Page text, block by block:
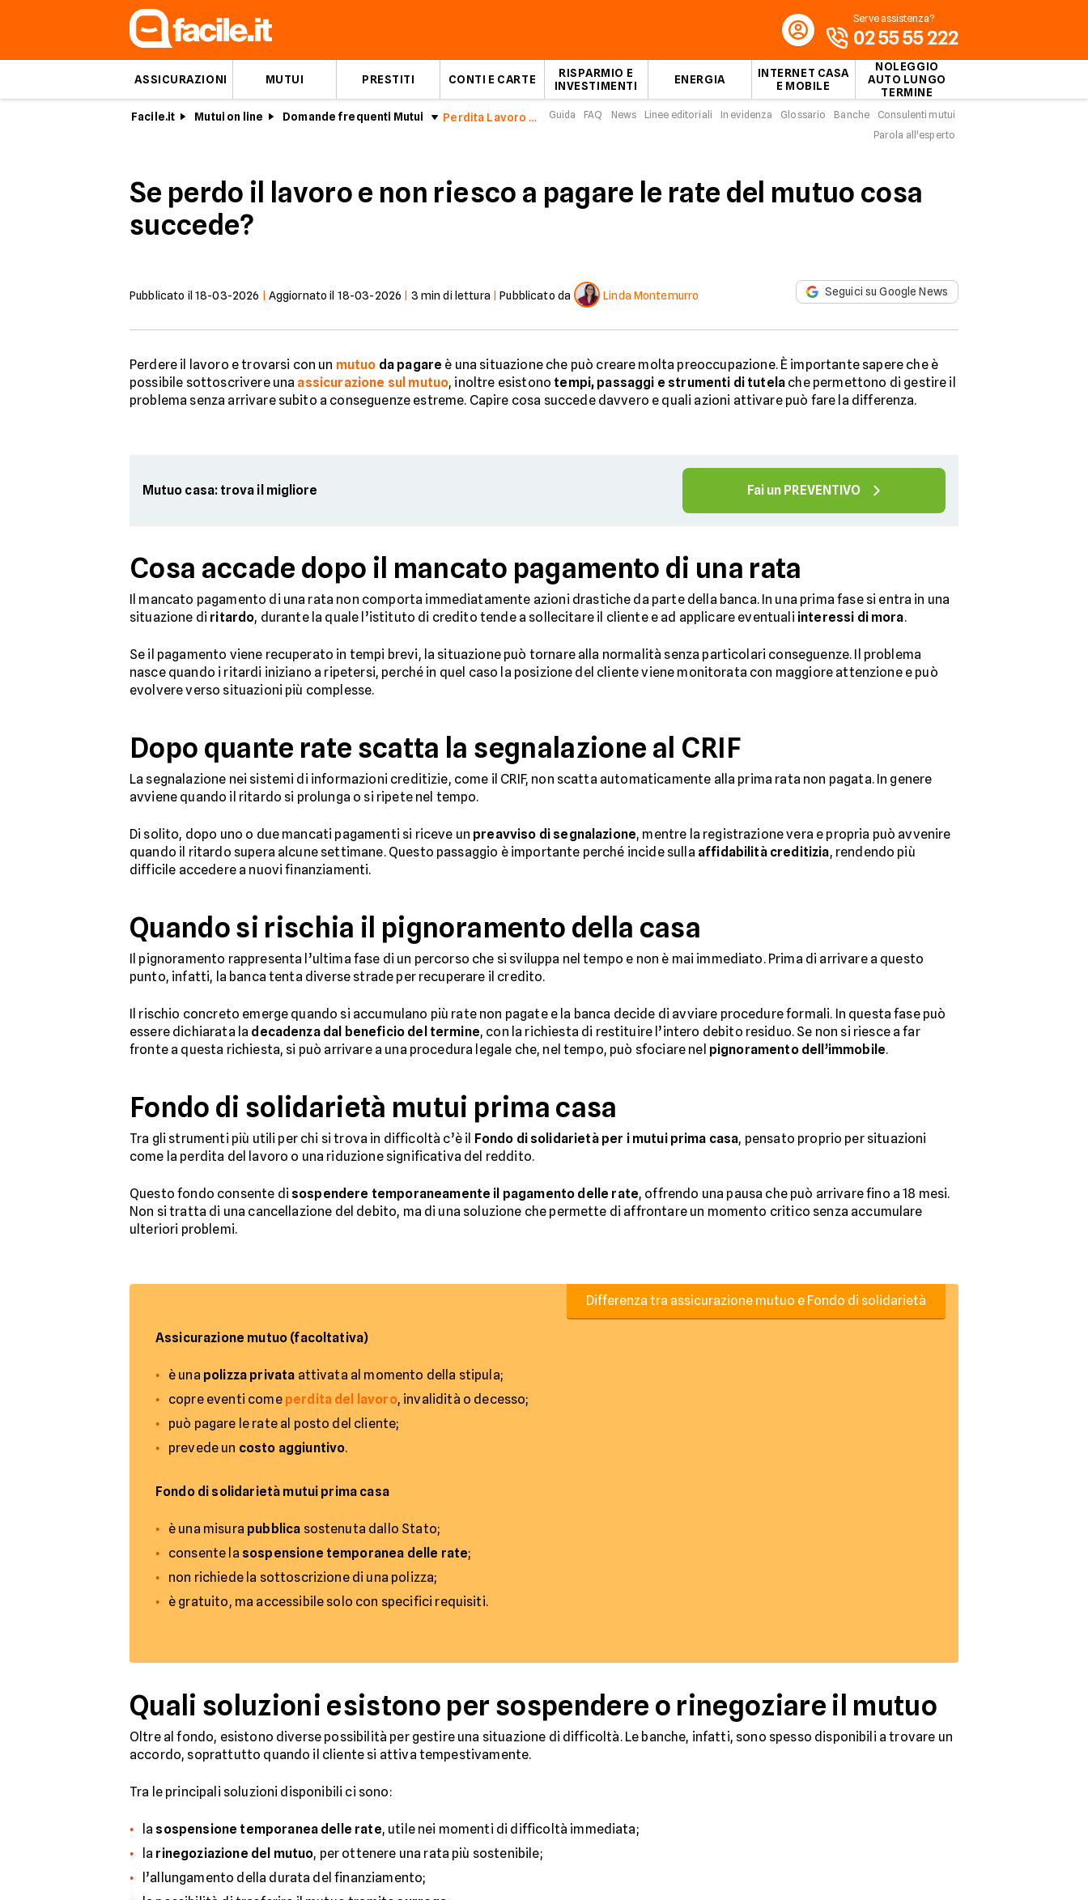
ASSICURAZIONI MUTUI PRESTITI CONTI E CARTE
RISPARMIO E
INVESTIMENTI
ENERGIA
INTERNET CASA
E MOBILE
NOLEGGIO
AUTO LUNGO
TERMINE
Serve assistenza?
02 55 55 222
Facile.it Mutui on line Domande frequenti Mutui Perdita Lavoro e Mutuo: cosa succede? Guida FAQ News Linee editoriali In evidenza Glossario Banche
Consulenti mutui
Parola all'esperto
Se perdo il lavoro e non riesco a pagare le rate del mutuo cosa
succede?
Pubblicato il 18-03-2026 Aggiornato il 18-03-2026 3 min di lettura |Pubblicato da Linda Montemurro Seguici su Google News
Perdere il lavoro e trovarsi con un mutuo da pagare è una situazione che può creare molta preoccupazione. È importante sapere che è
possibile sottoscrivere una assicurazione sul mutuo, inoltre esistono tempi, passaggi e strumenti di tutela che permettono di gestire il
problema senza arrivare subito a conseguenze estreme. Capire cosa succede davvero e quali azioni attivare può fare la differenza.
Mutuo casa: trova il migliore Fai un PREVENTIVO
Cosa accade dopo il mancato pagamento di una rata
Il mancato pagamento di una rata non comporta immediatamente azioni drastiche da parte della banca. In una prima fase si entra in una
situazione di ritardo, durante la quale l’istituto di credito tende a sollecitare il cliente e ad applicare eventuali interessi di mora.
Se il pagamento viene recuperato in tempi brevi, la situazione può tornare alla normalità senza particolari conseguenze. Il problema
nasce quando i ritardi iniziano a ripetersi, perché in quel caso la posizione del cliente viene monitorata con maggiore attenzione e può
evolvere verso situazioni più complesse.
Dopo quante rate scatta la segnalazione al CRIF
La segnalazione nei sistemi di informazioni creditizie, come il CRIF, non scatta automaticamente alla prima rata non pagata. In genere
avviene quando il ritardo si prolunga o si ripete nel tempo.
Di solito, dopo uno o due mancati pagamenti si riceve un preavviso di segnalazione, mentre la registrazione vera e propria può avvenire
quando il ritardo supera alcune settimane. Questo passaggio è importante perché incide sulla affidabilità creditizia, rendendo più
difficile accedere a nuovi finanziamenti.
Quando si rischia il pignoramento della casa
Il pignoramento rappresenta l’ultima fase di un percorso che si sviluppa nel tempo e non è mai immediato. Prima di arrivare a questo
punto, infatti, la banca tenta diverse strade per recuperare il credito.
Il rischio concreto emerge quando si accumulano più rate non pagate e la banca decide di avviare procedure formali. In questa fase può
essere dichiarata la decadenza dal beneficio del termine, con la richiesta di restituire l’intero debito residuo. Se non si riesce a far
fronte a questa richiesta, si può arrivare a una procedura legale che, nel tempo, può sfociare nel pignoramento dell’immobile.
Fondo di solidarietà mutui prima casa
Tra gli strumenti più utili per chi si trova in difficoltà c’è il Fondo di solidarietà per i mutui prima casa, pensato proprio per situazioni
come la perdita del lavoro o una riduzione significativa del reddito.
Questo fondo consente di sospendere temporaneamente il pagamento delle rate, offrendo una pausa che può arrivare fino a 18 mesi.
Non si tratta di una cancellazione del debito, ma di una soluzione che permette di affrontare un momento critico senza accumulare
ulteriori problemi.
Assicurazione mutuo (facoltativa)
è una polizza privata attivata al momento della stipula;
copre eventi come perdita del lavoro, invalidità o decesso;
può pagare le rate al posto del cliente;
prevede un costo aggiuntivo.
Fondo di solidarietà mutui prima casa
è una misura pubblica sostenuta dallo Stato;
consente la sospensione temporanea delle rate;
non richiede la sottoscrizione di una polizza;
è gratuito, ma accessibile solo con specifici requisiti.
Differenza tra assicurazione mutuo e Fondo di solidarietà
Quali soluzioni esistono per sospendere o rinegoziare il mutuo
Oltre al fondo, esistono diverse possibilità per gestire una situazione di difficoltà. Le banche, infatti, sono spesso disponibili a trovare un
accordo, soprattutto quando il cliente si attiva tempestivamente.
Tra le principali soluzioni disponibili ci sono:
la sospensione temporanea delle rate, utile nei momenti di difficoltà immediata;
la rinegoziazione del mutuo, per ottenere una rata più sostenibile;
l’allungamento della durata del finanziamento;